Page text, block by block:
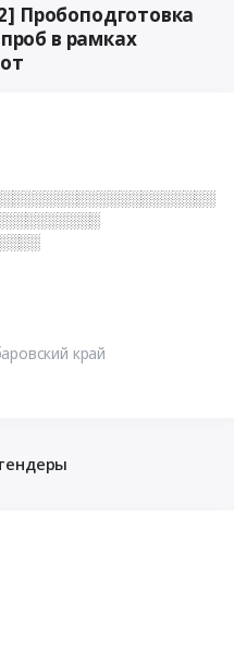
Пробоподготовка
в рамках
край